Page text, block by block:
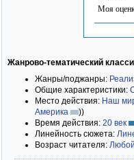
Моя
Жанрово-тематический
Жанры/поджанры:
Общие характеристики:
Место действия: Наш
Америка
))
Время действия: 20 век
Линейность сюжета:
Возраст читателя: Любой